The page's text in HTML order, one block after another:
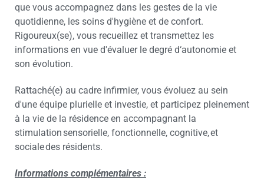
que vous accompagnez dans les gestes de la vie
quotidienne, les soins d'hygiène et de confort.
Rigoureux(se), vous recueillez et transmettez les
informations en vue d'évaluer le degré d‘autonomie et
son évolution.
Rattaché(e) au cadre infirmier, vous évoluez au sein
d'une équipe plurielle et investie, et participez pleinement
à la vie de la résidence en accompagnant la
stimulation sensorielle, fonctionnelle, cognitive, et
sociale des résidents.
Informations complémentaires :